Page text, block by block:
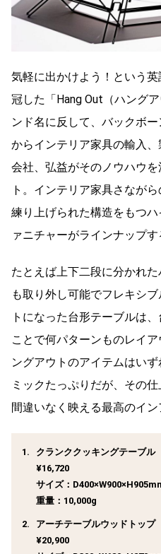
気軽に出かけよう！という
冠した「Hang Out（ハング
ンド名に反して、バックボ
からインテリア家具の輸入
会社、弘益がそのノウハウ
ト。インテリア家具さなが
練り上げられた構造をもつ
ァニチャーがラインナップす
たとえば上下二段に分かれ
も取り外し可能でフレキシ
トになった台形テーブルは
ことで何パターンものレイ
ングアウトのアイテムはい
ミックたっぷりだが、その
間違いなく映える最高のイン
クランククッキングテーブル
¥16,720
サイズ：
重量：10,000g
アーチテーブルウッドトップ
¥20,900